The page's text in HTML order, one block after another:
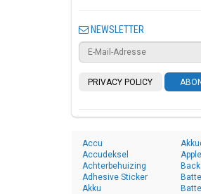
NEWSLETTER
PRIVACY POLICY
Accu
Accudeksel
Achterbehuizing
Adhesive Sticker
Akku
Apple